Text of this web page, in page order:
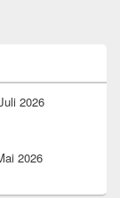
2026
2026